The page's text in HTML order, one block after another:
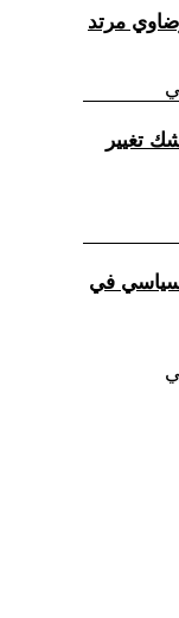
تغيير
في